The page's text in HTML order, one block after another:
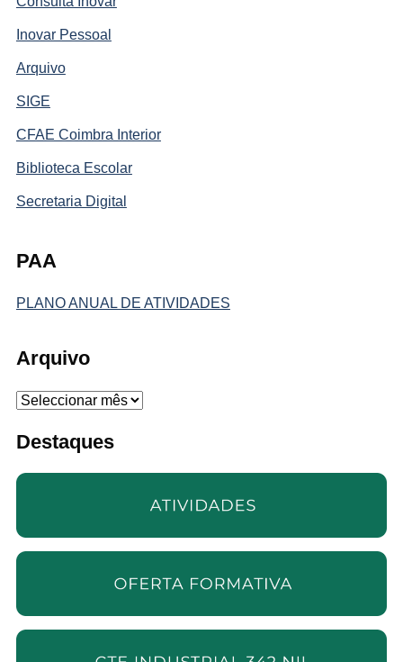
Inovar Pessoal
Arquivo
SIGE
CFAE Coimbra Interior
Biblioteca Escolar
Secretaria Digital
PAA
PLANO ANUAL DE ATIVIDADES
Arquivo
Arquivo
Destaques